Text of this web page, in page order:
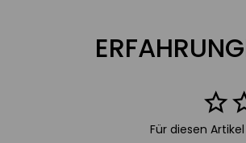
schützendes Gel mit
der Hautalterung vor
Für diesen